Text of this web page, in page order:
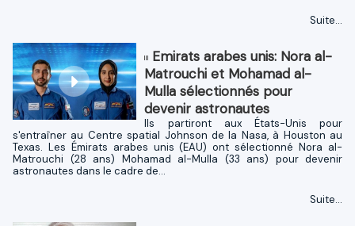
Suite...
Emirats arabes unis: Nora al-
Matrouchi et Mohamad al-
Mulla sélectionnés pour
devenir astronautes
Ils partiront aux États-Unis pour
s'entraîner au Centre spatial Johnson de la Nasa, à Houston au
Texas. Les Émirats arabes unis (EAU) ont sélectionné Nora al-
Matrouchi (28 ans) Mohamad al-Mulla (33 ans) pour devenir
astronautes dans le cadre de...
Suite...